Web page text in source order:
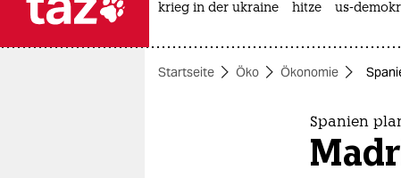
themen
krieg in der ukraine hitze us-
Startseite Öko Ökonomie
Spanien